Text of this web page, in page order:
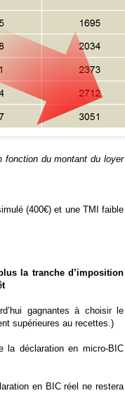
du montant du loyer
(400€) et une TMI faible
la tranche d’imposition
gagnantes à choisir le
supérieures au recettes.)
la déclaration en micro-BIC
en BIC réel ne restera